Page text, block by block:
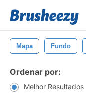
Mapa Fundo
Ordenar por:
Melhor Resultados